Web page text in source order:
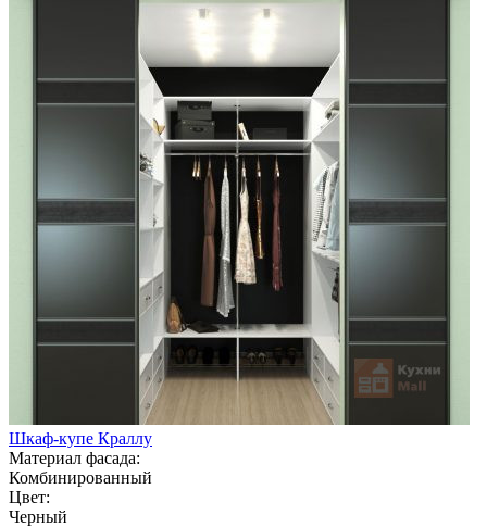
Шкаф-купе Краллу
Материал фасада:
Комбинированный
Цвет:
Черный